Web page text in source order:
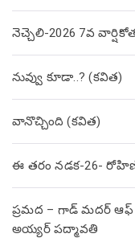
నెచ్చెలి-2026 7వ
నువ్వు కూడా..? (కవిత)
వానొచ్చింది (కవిత)
ఈ తరం నడక-26-
ప్రమద – గాడ్ మదర్
అయ్యర్ పద్మావతి